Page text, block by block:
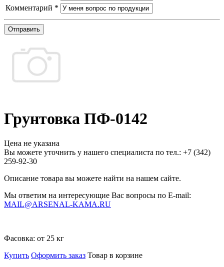
Комментарий *
Отправить
Грунтовка ПФ-0142
Цена не указана
Вы можете уточнить у нашего специалиста по тел.: +7 (342)
259-92-30
Описание товара вы можете найти на нашем сайте.
Мы ответим на интересующие Вас вопросы по E-mail:
MAIL@ARSENAL-KAMA.RU
Фасовка: от 25 кг
Купить Оформить заказ Товар в корзине